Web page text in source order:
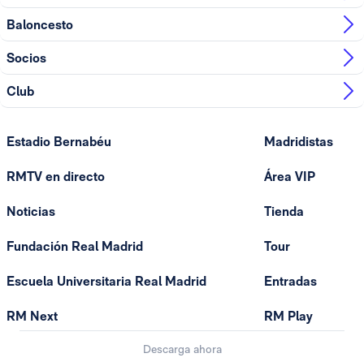
Baloncesto
Socios
Club
Estadio Bernabéu
RMTV en directo
Noticias
Fundación Real Madrid
Escuela Universitaria Real Madrid
RM Next
Madridistas
Área VIP
Tienda
Tour
Entradas
RM Play
Descarga ahora